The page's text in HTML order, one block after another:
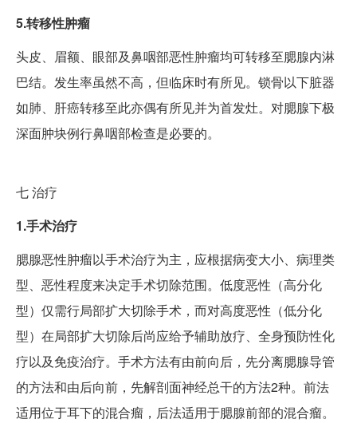
5.转移性肿瘤
头皮、眉额、眼部及鼻咽部恶性肿瘤均可转移至腮腺内淋
巴结。发生率虽然不高，但临床时有所见。锁骨以下脏器
如肺、肝癌转移至此亦偶有所见并为首发灶。对腮腺下极
深面肿块例行鼻咽部检查是必要的。
七治疗
1.手术治疗
腮腺恶性肿瘤以手术治疗为主，应根据病变大小、病理类
型、恶性程度来决定手术切除范围。低度恶性（高分化
型）仅需行局部扩大切除手术，而对高度恶性（低分化
型）在局部扩大切除后尚应给予辅助放疗、全身预防性化
疗以及免疫治疗。手术方法有由前向后，先分离腮腺导管
的方法和由后向前，先解剖面神经总干的方法2种。前法
适用位于耳下的混合瘤，后法适用于腮腺前部的混合瘤。